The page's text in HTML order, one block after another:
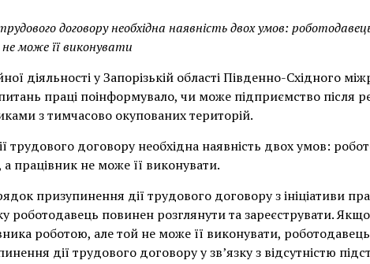
договору необхідна наявність двох умов:
може її виконувати
діяльності у Запорізькій області Південно-Східного
праці поінформувало, чи може підприємство після
з тимчасово окупованих територій.
трудового договору необхідна наявність двох умов:
працівник не може її виконувати.
призупинення дії трудового договору з ініціативи
роботодавець повинен розглянути та зареєструвати.
роботою, але той не може її виконувати,
дії трудового договору у зв’язку з відсутністю